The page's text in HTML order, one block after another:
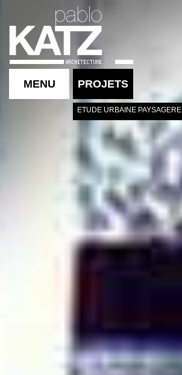
MENU PROJETS
ETUDE URBAINE PAYSAGERE